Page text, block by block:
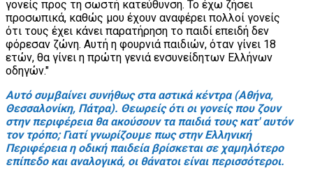
γονείς προς τη σωστή κατεύθυνση. Το έχω ζήσει
προσωπικά, καθώς μου έχουν αναφέρει πολλοί γονείς
ότι τους έχει κάνει παρατήρηση το παιδί επειδή δεν
φόρεσαν ζώνη. Αυτή η φουρνιά παιδιών, όταν γίνει 18
ετών, θα γίνει η πρώτη γενιά ενσυνείδητων Ελλήνων
οδηγών."
Αυτό συμβαίνει συνήθως στα αστικά κέντρα (Αθήνα,
Θεσσαλονίκη, Πάτρα). Θεωρείς ότι οι γονείς που ζουν
στην περιφέρεια θα ακούσουν τα παιδιά τους κατ' αυτόν
τον τρόπο; Γιατί γνωρίζουμε πως στην Ελληνική
Περιφέρεια η οδική παιδεία βρίσκεται σε χαμηλότερο
επίπεδο και αναλογικά, οι θάνατοι είναι περισσότεροι.